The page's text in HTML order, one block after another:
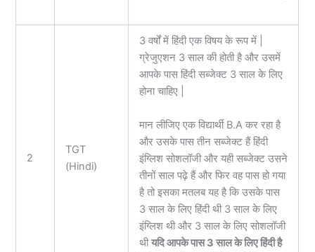
2
TGT
(Hindi)
3 वर्षों में हिंदी एक विषय के रूप में |
ग्रेजुएशन 3 साल की होती है और उसमें
आपके पास हिंदी सब्जेक्ट 3 साल के लिए
होना चाहिए |
मान लीजिए एक विद्यार्थी B.A कर रहा है
और उसके पास तीन सब्जेक्ट हैं हिंदी
इंग्लिश सोशलॉजी और यही सब्जेक्ट उसने
तीनों साल पढ़े हैं और फिर वह पास हो गया
है तो इसका मतलब यह है कि उसके पास
3 साल के लिए हिंदी थी 3 साल के लिए
इंग्लिश थी और 3 साल के लिए सोशलॉजी
थीयदि आपके पास 3 साल के लिए हिंदी है